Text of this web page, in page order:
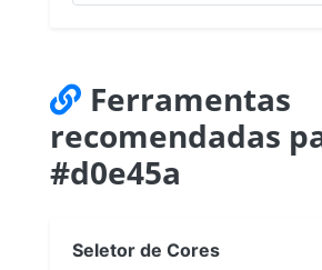
Ferramentas
recomendadas
#d0e45a
Seletor de Cores